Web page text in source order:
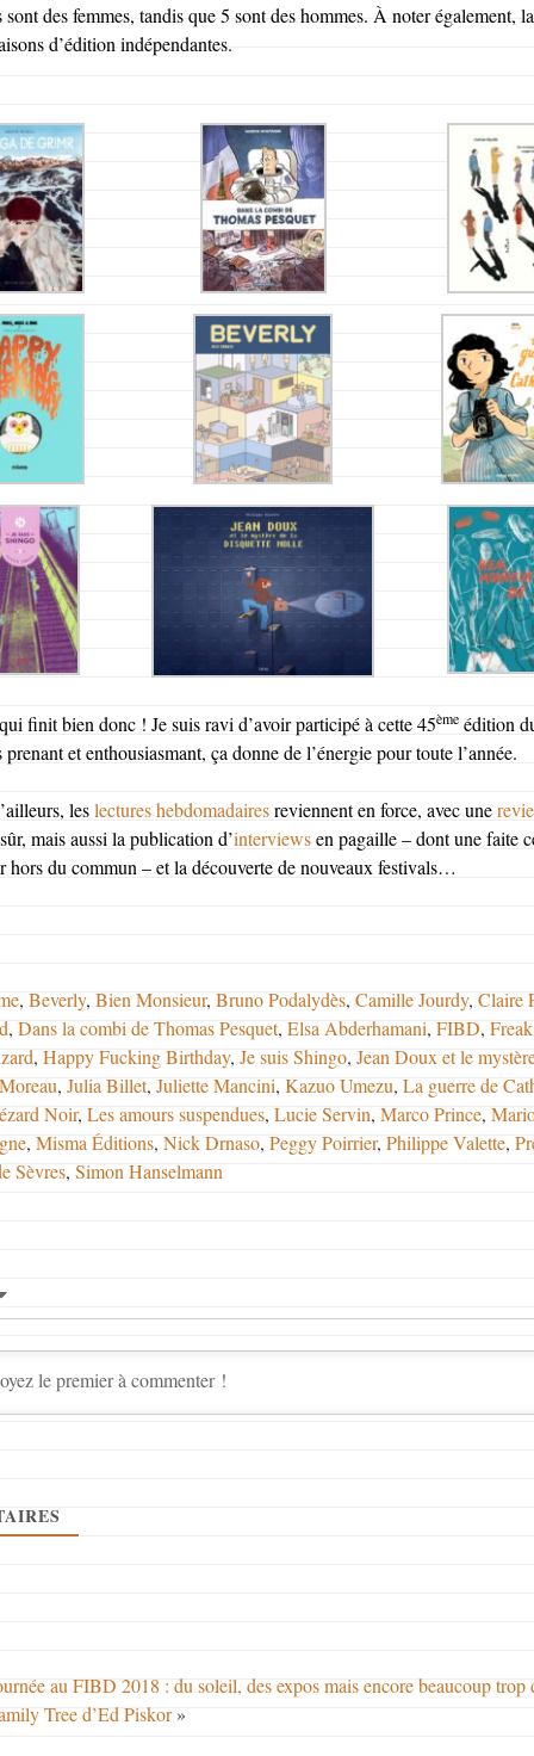
sont des femmes, tandis que 5 sont des hommes. À noter également,
d’édition indépendantes.
finit bien donc ! Je suis ravi d’avoir participé à cette 45èmeédition
prenant et enthousiasmant, ça donne de l’énergie pour toute l’année.
leslectures hebdomadairesreviennent en force, avec une
mais aussi la publication d’interviewsen pagaille – dont une faite
hors du commun – et la découverte de nouveaux festivals…
, Beverly, Bien Monsieur, Bruno Podalydès, Camille Jourdy, Claire
, Dans la combi de Thomas Pesquet, Elsa Abderhamani, FIBD,
, Happy Fucking Birthday, Je suis Shingo, Jean Doux et le
, Julia Billet, Juliette Mancini, Kazuo Umezu, La guerre de
Noir, Les amours suspendues, Lucie Servin, Marco Prince,
, Misma Éditions, Nick Drnaso, Peggy Poirrier, Philippe Valette,
Sèvres, Simon Hanselmann
au FIBD 2018 : du soleil, des expos mais encore beaucoup
Tree d’Ed Piskor»